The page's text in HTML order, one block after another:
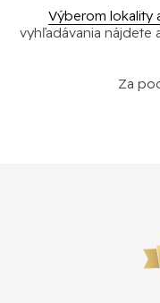
Výberom lokality
vyhľadávania nájdete
Za